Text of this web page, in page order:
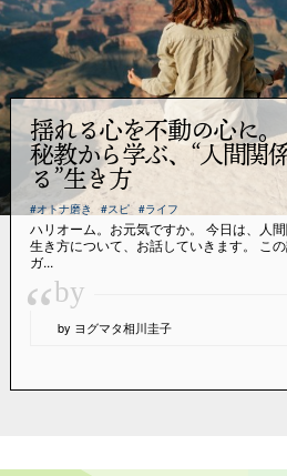
揺れる心を不動の心に
秘教から学ぶ、“人間関
る”生き方
#オトナ磨き #スピ #ライフ
ハリオーム。お元気ですか。 今日は、人
生き方について、お話していきます。 こ
ガ...
“by
by ヨグマタ相川圭子